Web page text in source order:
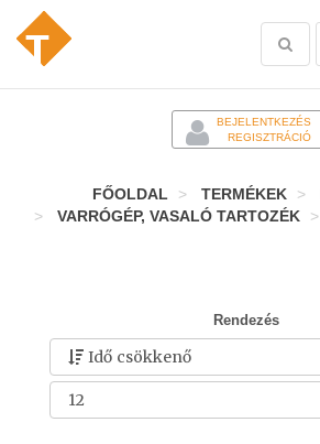
Toggle
search
BEJELENTKEZÉS
REGISZTRÁCIÓ
FŐOLDAL TERMÉKEK
VARRÓGÉP, VASALÓ TARTOZÉK
Rendezés